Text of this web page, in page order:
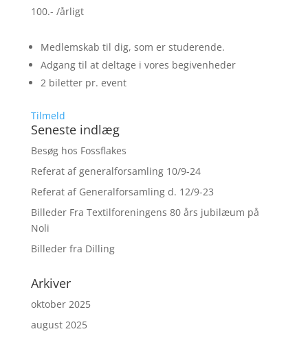
100.- /årligt
Medlemskab til dig, som er studerende.
Adgang til at deltage i vores begivenheder
2 biletter pr. event
Tilmeld
Seneste indlæg
Besøg hos Fossflakes
Referat af generalforsamling 10/9-24
Referat af Generalforsamling d. 12/9-23
Billeder Fra Textilforeningens 80 års jubilæum på
Noli
Billeder fra Dilling
Arkiver
oktober 2025
august 2025